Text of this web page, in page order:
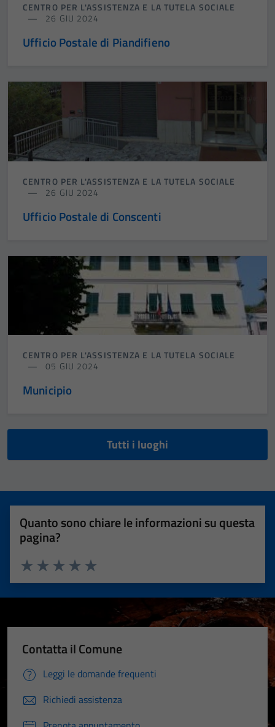
CENTRO PER L'ASSISTENZA E LA TUTELA SOCIALE
26 GIU 2024
Ufficio Postale di Piandifieno
CENTRO PER L'ASSISTENZA E LA TUTELA SOCIALE
26 GIU 2024
Ufficio Postale di Conscenti
CENTRO PER L'ASSISTENZA E LA TUTELA SOCIALE
05 GIU 2024
Municipio
Tutti i luoghi
Quanto sono chiare le informazioni su questa
pagina?
Valuta 5 stelle su 5
Valuta 4 stelle su 5
Valuta 3 stelle su 5
Valuta 2 stelle su 5
Valuta 1 stelle su 5
Contatta il Comune
Leggi le domande frequenti
Richiedi assistenza